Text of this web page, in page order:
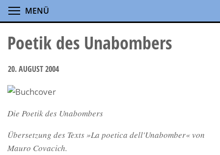
Direkt
zum
MENÜ
Poetik des Unabombers
20. AUGUST 2004
Die Poetik des Unabombers
Übersetzung des Texts »La poetica dell'Unabomber« von
Mauro Covacich.